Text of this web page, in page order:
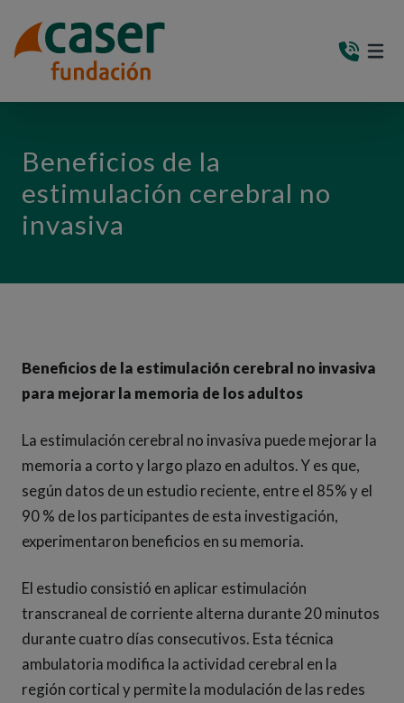
Beneficios de la
estimulación cerebral no
invasiva
Beneficios de la estimulación cerebral no invasiva
para mejorar la memoria de los adultos
La estimulación cerebral no invasiva puede mejorar la
memoria a corto y largo plazo en adultos. Y es que,
según datos de un estudio reciente, entre el 85% y el
90 % de los participantes de esta investigación,
experimentaron beneficios en su memoria.
El estudio consistió en aplicar estimulación
transcraneal de corriente alterna durante 20 minutos
durante cuatro días consecutivos. Esta técnica
ambulatoria modifica la actividad cerebral en la
región cortical y permite la modulación de las redes